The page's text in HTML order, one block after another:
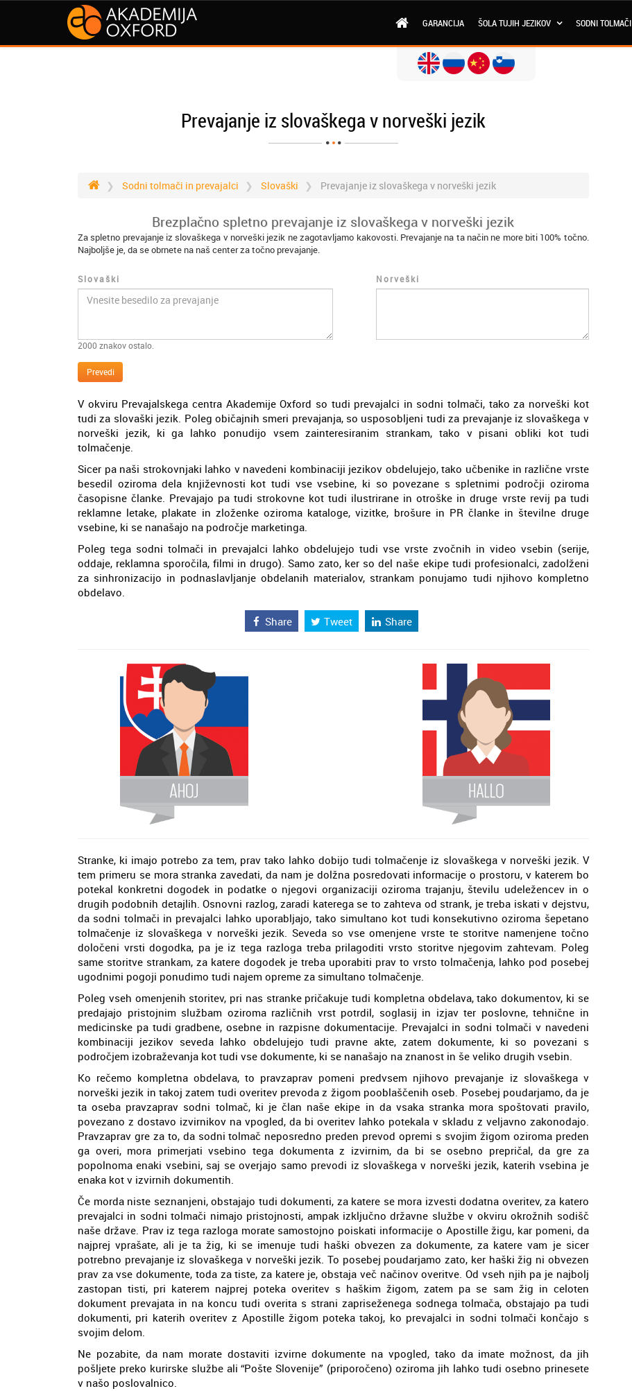
GARANCIJA ŠOLA TUJIH JEZIKOV SODNI TOLMAČI
Prevajanje iz slovaškega v norveški jezik
Sodni tolmači in prevajalci Slovaški Prevajanje iz slovaškega v norveški jezik
Brezplačno spletno prevajanje iz slovaškega v norveški jezik
Za spletno prevajanje iz slovaškega v norveški jezik ne zagotavljamo kakovosti. Prevajanje na ta način ne more biti 100% točno.
Najboljše je, da se obrnete na naš center za točno prevajanje.
Slovaški
2000 znakov ostalo.
Norveški
Prevedi
V okviru Prevajalskega centra Akademije Oxford so tudi prevajalci in sodni tolmači, tako za norveški kot
tudi za slovaški jezik. Poleg običajnih smeri prevajanja, so usposobljeni tudi za prevajanje iz slovaškega v
norveški jezik, ki ga lahko ponudijo vsem zainteresiranim strankam, tako v pisani obliki kot tudi
tolmačenje.
Sicer pa naši strokovnjaki lahko v navedeni kombinaciji jezikov obdelujejo, tako učbenike in različne vrste
besedil oziroma dela književnosti kot tudi vse vsebine, ki so povezane s spletnimi področji oziroma
časopisne članke. Prevajajo pa tudi strokovne kot tudi ilustrirane in otroške in druge vrste revij pa tudi
reklamne letake, plakate in zloženke oziroma kataloge, vizitke, brošure in PR članke in številne druge
vsebine, ki se nanašajo na področje marketinga.
Poleg tega sodni tolmači in prevajalci lahko obdelujejo tudi vse vrste zvočnih in video vsebin (serije,
oddaje, reklamna sporočila, filmi in drugo). Samo zato, ker so del naše ekipe tudi profesionalci, zadolženi
za sinhronizacijo in podnaslavljanje obdelanih materialov, strankam ponujamo tudi njihovo kompletno
obdelavo.
Share Tweet Share
Stranke, ki imajo potrebo za tem, prav tako lahko dobijo tudi tolmačenje iz slovaškega v norveški jezik. V
tem primeru se mora stranka zavedati, da nam je dolžna posredovati informacije o prostoru, v katerem bo
potekal konkretni dogodek in podatke o njegovi organizaciji oziroma trajanju, številu udeležencev in o
drugih podobnih detajlih. Osnovni razlog, zaradi katerega se to zahteva od strank, je treba iskati v dejstvu,
da sodni tolmači in prevajalci lahko uporabljajo, tako simultano kot tudi konsekutivno oziroma šepetano
tolmačenje iz slovaškega v norveški jezik. Seveda so vse omenjene vrste te storitve namenjene točno
določeni vrsti dogodka, pa je iz tega razloga treba prilagoditi vrsto storitve njegovim zahtevam. Poleg
same storitve strankam, za katere dogodek je treba uporabiti prav to vrsto tolmačenja, lahko pod posebej
ugodnimi pogoji ponudimo tudi najem opreme za simultano tolmačenje.
Poleg vseh omenjenih storitev, pri nas stranke pričakuje tudi kompletna obdelava, tako dokumentov, ki se
predajajo pristojnim službam oziroma različnih vrst potrdil, soglasij in izjav ter poslovne, tehnične in
medicinske pa tudi gradbene, osebne in razpisne dokumentacije. Prevajalci in sodni tolmači v navedeni
kombinaciji jezikov seveda lahko obdelujejo tudi pravne akte, zatem dokumente, ki so povezani s
področjem izobraževanja kot tudi vse dokumente, ki se nanašajo na znanost in še veliko drugih vsebin.
Ko rečemo kompletna obdelava, to pravzaprav pomeni predvsem njihovo prevajanje iz slovaškega v
norveški jezik in takoj zatem tudi overitev prevoda z žigom pooblaščenih oseb. Posebej poudarjamo, da je
ta oseba pravzaprav sodni tolmač, ki je član naše ekipe in da vsaka stranka mora spoštovati pravilo,
povezano z dostavo izvirnikov na vpogled, da bi overitev lahko potekala v skladu z veljavno zakonodajo.
Pravzaprav gre za to, da sodni tolmač neposredno preden prevod opremi s svojim žigom oziroma preden
ga overi, mora primerjati vsebino tega dokumenta z izvirnim, da bi se osebno prepričal, da gre za
popolnoma enaki vsebini, saj se overjajo samo prevodi iz slovaškega v norveški jezik, katerih vsebina je
enaka kot v izvirnih dokumentih.
Če morda niste seznanjeni, obstajajo tudi dokumenti, za katere se mora izvesti dodatna overitev, za katero
prevajalci in sodni tolmači nimajo pristojnosti, ampak izključno državne službe v okviru okrožnih sodišč
naše države. Prav iz tega razloga morate samostojno poiskati informacije o Apostille žigu, kar pomeni, da
najprej vprašate, ali je ta žig, ki se imenuje tudi haški obvezen za dokumente, za katere vam je sicer
potrebno prevajanje iz slovaškega v norveški jezik. To posebej poudarjamo zato, ker haški žig ni obvezen
prav za vse dokumente, toda za tiste, za katere je, obstaja več načinov overitve. Od vseh njih pa je najbolj
zastopan tisti, pri katerem najprej poteka overitev s haškim žigom, zatem pa se sam žig in celoten
dokument prevajata in na koncu tudi overita s strani zapriseženega sodnega tolmača, obstajajo pa tudi
dokumenti, pri katerih overitev z Apostille žigom poteka takoj, ko prevajalci in sodni tolmači končajo s
svojim delom.
Ne pozabite, da nam morate dostaviti izvirne dokumente na vpogled, tako da imate možnost, da jih
pošljete preko kurirske službe ali “Pošte Slovenije” (priporočeno) oziroma jih lahko tudi osebno prinesete
v našo poslovalnico.